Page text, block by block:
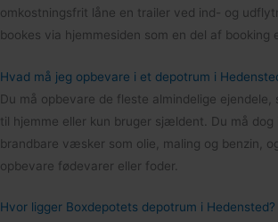
omkostningsfrit låne en trailer ved ind- og
bookes via hjemmesiden som en del af booking
Hvad må jeg opbevare i et depotrum i
Du må opbevare de fleste almindelige ejendele,
til hjemme eller kun bruger sjældent. Du må dog
brandbare væsker som olie, maling og benzin,
opbevare fødevarer eller foder.
Hvor ligger Boxdepotets depotrum i Hedensted?